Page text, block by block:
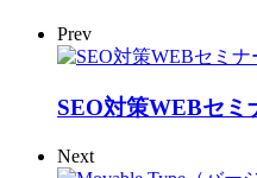
Prev
SEO対策WEBセミ
Next